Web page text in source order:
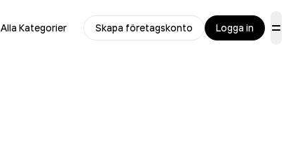
Alla Kategorier Skapa företagskonto Logga in